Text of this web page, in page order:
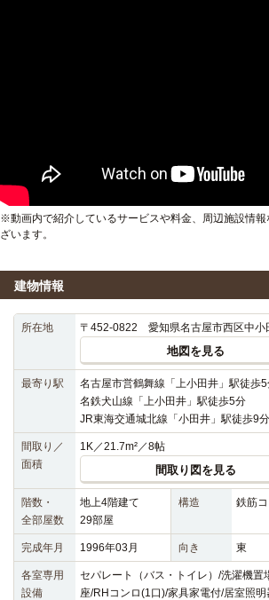
※動画内で紹介しているサービスや料金、周辺施設情
ざいます。
建物情報
所在地 〒452-0822 愛知県名古屋市西区中小
地図を見る
最寄り駅
名古屋市営鶴舞線「上小田井」駅徒歩
名鉄犬山線「上小田井」駅徒歩5分
JR東海交通城北線「小田井」駅徒歩9分
間取り／
面積
1K／21.7m²／8帖
間取り図を見る
階数・
全部屋数
地上4階建て
29部屋
構造 鉄筋
完成年月 1996年03月 向き 東
各室専用
設備
セパレート（バス・トイレ）/洗濯機置
座/RHコンロ(1口)/家具家電付/居室照